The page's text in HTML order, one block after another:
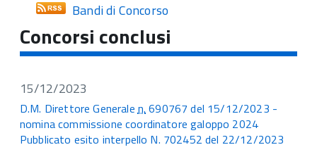
Bandi di Concorso
Concorsi conclusi
15/12/2023
D.M. Direttore Generale n. 690767 del 15/12/2023 -
nomina commissione coordinatore galoppo 2024
Pubblicato esito interpello N. 702452 del 22/12/2023